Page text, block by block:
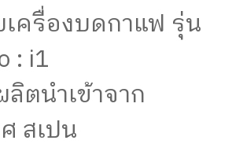
ครื่องบดกาแฟ รุ่น
: i1
ตนำเข้าจาก
สเปน